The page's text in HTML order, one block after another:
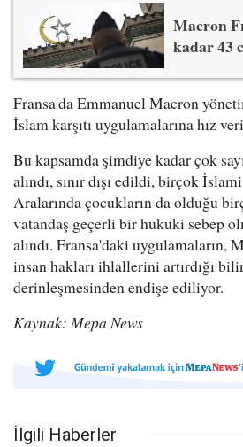
Macron
kadar 43
Fransa'da Emmanuel Macron
İslam karşıtı uygulamalarına hız
Bu kapsamda şimdiye kadar çok
alındı, sınır dışı edildi, birçok
Aralarında çocukların da olduğu
vatandaş geçerli bir hukuki sebep
alındı. Fransa'daki uygulamaların,
insan hakları ihlallerini artırdığı
derinleşmesinden endişe ediliyor.
Kaynak: Mepa News
İlgili Haberler